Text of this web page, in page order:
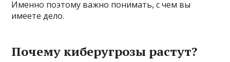
Именно поэтому важно понимать, с чем вы
имеете дело.
Почему киберугрозы растут?